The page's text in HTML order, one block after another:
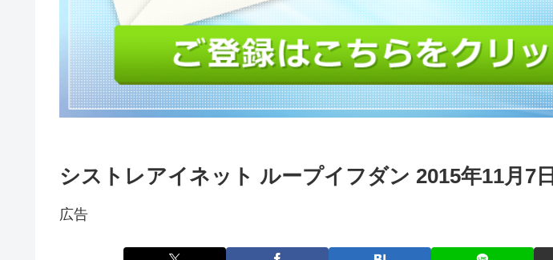
シストレアイネット ループイフダン 2015年11月7日
広告